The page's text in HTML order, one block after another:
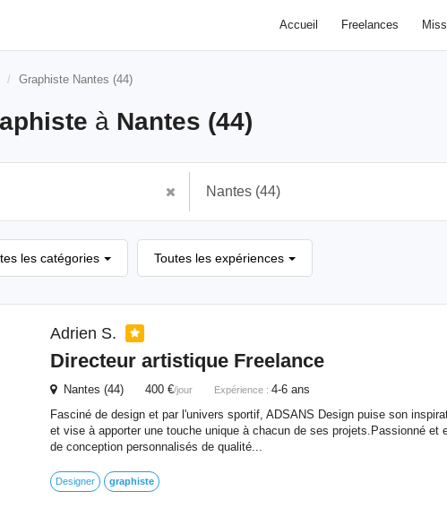
Accueil Freelances
Graphiste Nantes (44)
à Nantes (44)
les catégories Toutes les expériences
Adrien S.
Directeur artistique Freelance
Nantes (44) 400 €/jour Expérience : 4-6 ans
Fasciné de design et par l'univers sportif, ADSANS Design puise son
et vise à apporter une touche unique à chacun de ses projets. ​ Passionné et
de conception personnalisés de qualité...
Designer graphiste